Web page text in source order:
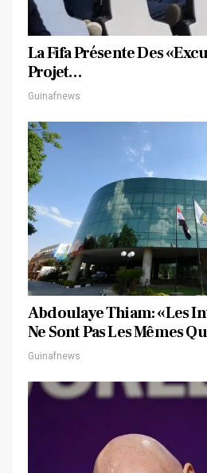
La Fifa Présente Des
Projet…
Guinafnews
Abdoulaye Thiam: «Les
Ne Sont Pas Les Mêmes
Guinafnews